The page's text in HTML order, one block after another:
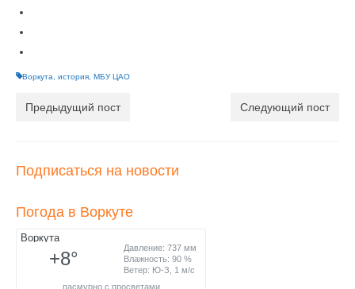
Воркута история МБУ ЦАО
Предыдущий пост Следующий пост
Подписаться на новости
Погода в Воркуте